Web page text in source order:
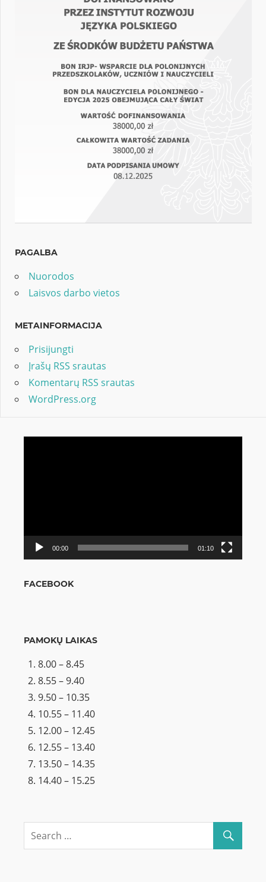
PAGALBA
Nuorodos
Laisvos darbo vietos
METAINFORMACIJA
Prisijungti
Įrašų RSS srautas
Komentarų RSS srautas
WordPress.org
00:00 01:10
FACEBOOK
PAMOKŲ LAIKAS
8.00 – 8.45
8.55 – 9.40
9.50 – 10.35
10.55 – 11.40
12.00 – 12.45
12.55 – 13.40
13.50 – 14.35
14.40 – 15.25